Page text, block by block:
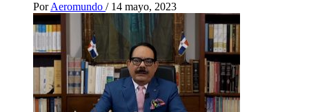
Por Aeromundo / 14 mayo, 2023